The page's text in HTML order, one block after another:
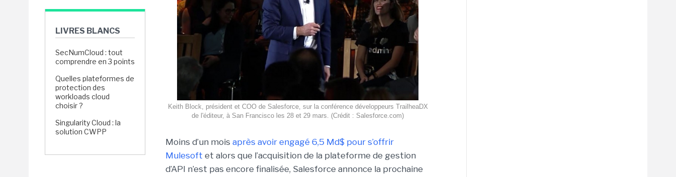
LIVRES BLANCS
SecNumCloud : tout
comprendre en 3 points
Quelles plateformes de
protection des
workloads cloud
choisir ?
Singularity Cloud : la
solution CWPP
Keith Block, président et COO de Salesforce, sur la conférence développeurs TrailheaDX
de l'éditeur, à San Francisco les 28 et 29 mars. (Crédit : Salesforce.com)
Moins d’un mois après avoir engagé 6,5 Md$ pour s’offrir
Mulesoft et alors que l’acquisition de la plateforme de gestion
d’API n’est pas encore finalisée, Salesforce annonce la prochaine